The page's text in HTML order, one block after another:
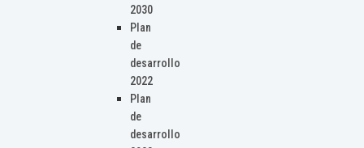
2030
Plan
de
desarrollo
2022
Plan
de
desarrollo